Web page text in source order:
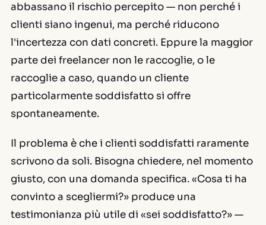
abbassano il rischio percepito — non perché i
clienti siano ingenui, ma perché riducono
l'incertezza con dati concreti. Eppure la maggior
parte dei freelancer non le raccoglie, o le
raccoglie a caso, quando un cliente
particolarmente soddisfatto si offre
spontaneamente.
Il problema è che i clienti soddisfatti raramente
scrivono da soli. Bisogna chiedere, nel momento
giusto, con una domanda specifica. «Cosa ti ha
convinto a scegliermi?» produce una
testimonianza più utile di «sei soddisfatto?» —